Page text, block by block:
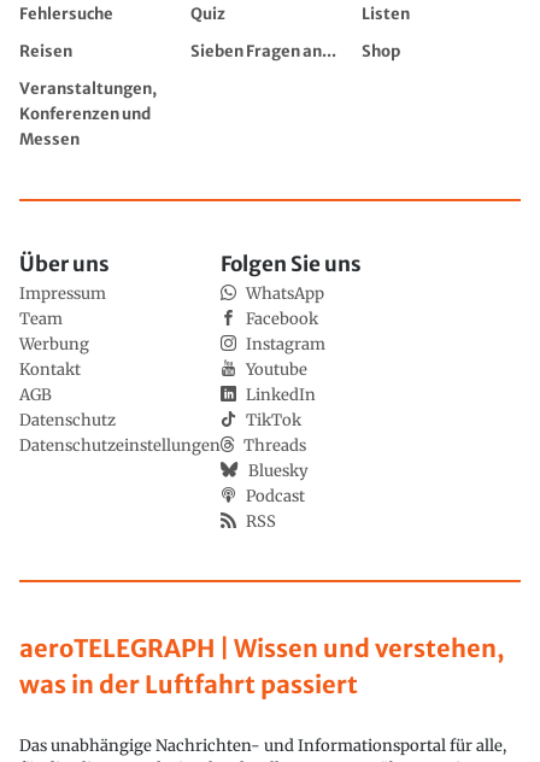
Fehlersuche
Quiz
Listen
Reisen
Sieben Fragen an...
Shop
Veranstaltungen,
Konferenzen und
Messen
aeroTELEGRAPH | Wissen und verstehen,
was in der Luftfahrt passiert
Das unabhängige Nachrichten- und Informationsportal für alle,
Über uns
Impressum
Team
Werbung
Kontakt
AGB
Datenschutz
Datenschutzeinstellungen
Folgen Sie uns
WhatsApp
Facebook
Instagram
Youtube
LinkedIn
TikTok
Threads
Bluesky
Podcast
RSS